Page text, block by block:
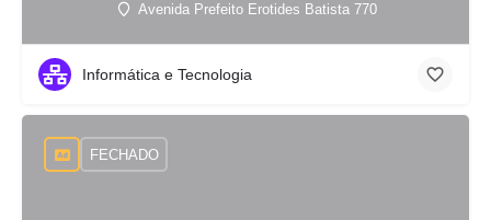
Avenida Prefeito Erotides Batista 770
Informática e Tecnologia
FECHADO